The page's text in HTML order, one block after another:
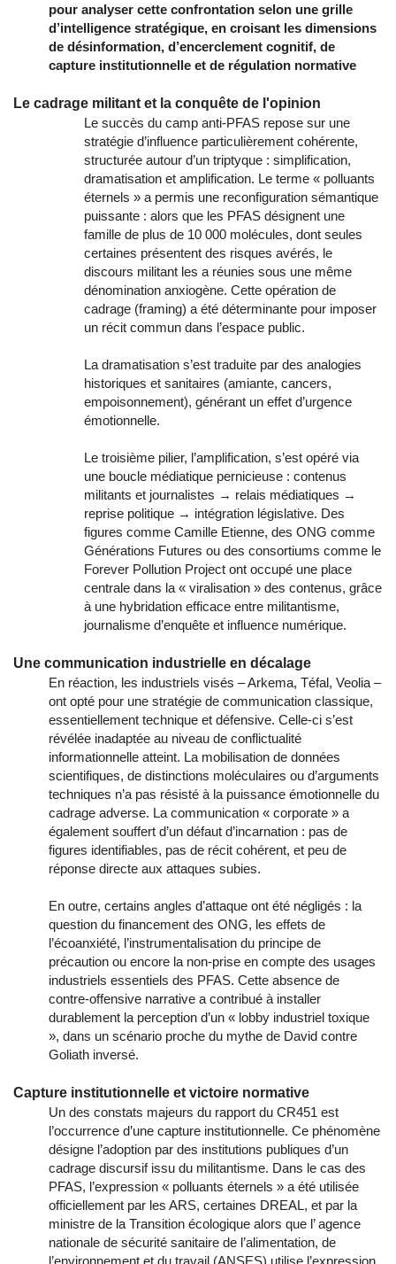
pour analyser cette confrontation selon une grille
d’intelligence stratégique, en croisant les dimensions
de désinformation, d’encerclement cognitif, de
capture institutionnelle et de régulation normative
Le cadrage militant et la conquête de l'opinion
Le succès du camp anti-PFAS repose sur une
stratégie d’influence particulièrement cohérente,
structurée autour d’un triptyque : simplification,
dramatisation et amplification. Le terme « polluants
éternels » a permis une reconfiguration sémantique
puissante : alors que les PFAS désignent une
famille de plus de 10 000 molécules, dont seules
certaines présentent des risques avérés, le
discours militant les a réunies sous une même
dénomination anxiogène. Cette opération de
cadrage (framing) a été déterminante pour imposer
un récit commun dans l’espace public.
La dramatisation s’est traduite par des analogies
historiques et sanitaires (amiante, cancers,
empoisonnement), générant un effet d’urgence
émotionnelle.
Le troisième pilier, l’amplification, s’est opéré via
une boucle médiatique pernicieuse : contenus
militants et journalistes → relais médiatiques →
reprise politique → intégration législative. Des
figures comme Camille Etienne, des ONG comme
Générations Futures ou des consortiums comme le
Forever Pollution Project ont occupé une place
centrale dans la « viralisation » des contenus, grâce
à une hybridation efficace entre militantisme,
journalisme d’enquête et influence numérique.
Une communication industrielle en décalage
En réaction, les industriels visés – Arkema, Téfal, Veolia –
ont opté pour une stratégie de communication classique,
essentiellement technique et défensive. Celle-ci s’est
révélée inadaptée au niveau de conflictualité
informationnelle atteint. La mobilisation de données
scientifiques, de distinctions moléculaires ou d’arguments
techniques n’a pas résisté à la puissance émotionnelle du
cadrage adverse. La communication « corporate » a
également souffert d’un défaut d’incarnation : pas de
figures identifiables, pas de récit cohérent, et peu de
réponse directe aux attaques subies.
En outre, certains angles d’attaque ont été négligés : la
question du financement des ONG, les effets de
l’écoanxiété, l’instrumentalisation du principe de
précaution ou encore la non-prise en compte des usages
industriels essentiels des PFAS. Cette absence de
contre-offensive narrative a contribué à installer
durablement la perception d’un « lobby industriel toxique
», dans un scénario proche du mythe de David contre
Goliath inversé.
Capture institutionnelle et victoire normative
Un des constats majeurs du rapport du CR451 est
l’occurrence d’une capture institutionnelle. Ce phénomène
désigne l’adoption par des institutions publiques d’un
cadrage discursif issu du militantisme. Dans le cas des
PFAS, l’expression « polluants éternels » a été utilisée
officiellement par les ARS, certaines DREAL, et par la
ministre de la Transition écologique alors que l’ agence
nationale de sécurité sanitaire de l’alimentation, de
l’environnement et du travail (ANSES) utilise l’expression